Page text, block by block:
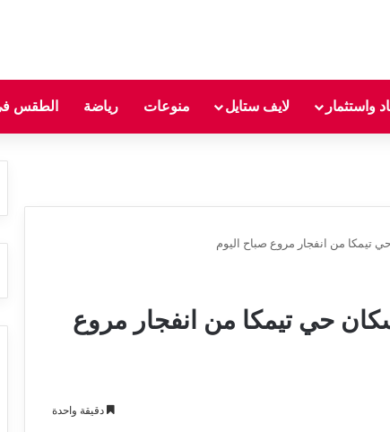
واستثمار لايف ستايل منوعات رياضة الطقس
تيمكا من انفجار مروع صباح اليوم
حي تيمكا من انفجار مروع
دقيقة واحدة